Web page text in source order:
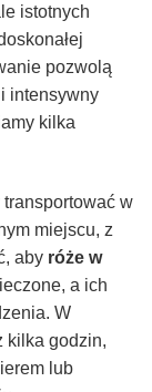
istotnych
pozwolą
intensywny
kilka
w
miejscu, z
aby róże w
a ich
W
kilka godzin,
lub